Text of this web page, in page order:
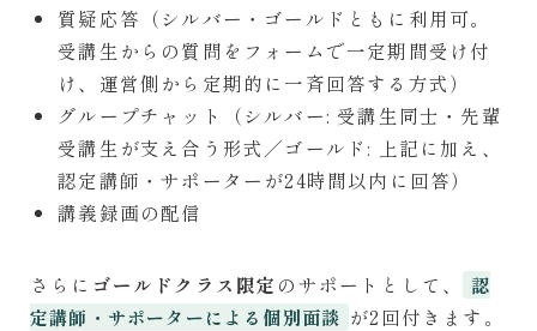
質疑応答（シルバー・ゴールドともに利用可。
受講生からの質問をフォームで一定期間受け付
け、運営側から定期的に一斉回答する方式）
グループチャット（シルバー: 受講生同士・先輩
受講生が支え合う形式／ゴールド: 上記に加え、
認定講師・サポーターが24時間以内に回答）
講義録画の配信
さらに ゴールドクラス限定 のサポートとして、
認
定講師・サポーターによる個別面談 が2回付きます。